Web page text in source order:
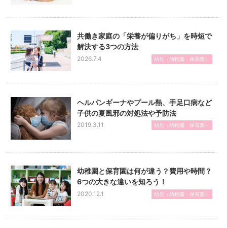
共働き家庭の「栄養が偏りがち」を時短で
解決する3つの方法
2026.7.4 幼児（幼稚園・保育園）
ヘルパンギーナやプール熱、手足口病など
子供の夏風邪の対処法や予防法
2019.3.11 幼児（幼稚園・保育園）
幼稚園と保育園は何が違う？費用や時間？
6つの大きな違いを知ろう！
2020.12.1 幼児（幼稚園・保育園）